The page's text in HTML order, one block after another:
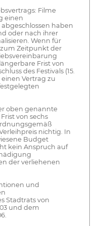
Filme
einen
haben
oder nach ihrer
Wenn für
Zeitpunkt der
Frist von
des Festivals (15.
Vertrag zu
oben genannte
von sechs
nichtig. In
Budget
kein Anspruch auf
der verliehenen
und
Stadtrats von
und dem